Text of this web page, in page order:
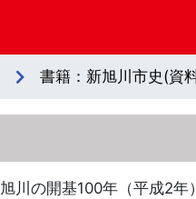
書籍：新旭川市史(資
旭川の開基100年（平成2